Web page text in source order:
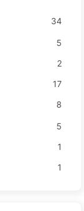
34
5
2
17
8
5
1
1